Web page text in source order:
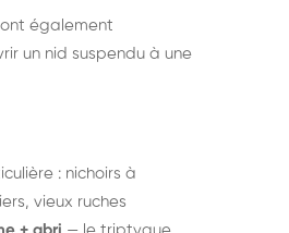
également
un nid suspendu à une
: nichoirs à
vieux ruches